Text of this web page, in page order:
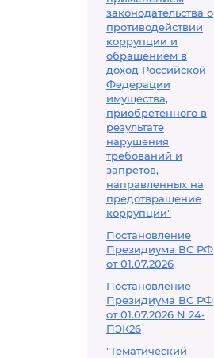
законодательства о
противодействии
коррупции и
обращением в
доход Российской
Федерации
имущества,
приобретенного в
результате
нарушения
требований и
запретов,
направленных на
предотвращение
коррупции"
Постановление
Президиума ВС РФ
от 01.07.2026
Постановление
Президиума ВС РФ
от 01.07.2026 N 24-
ПЭК26
"Тематический